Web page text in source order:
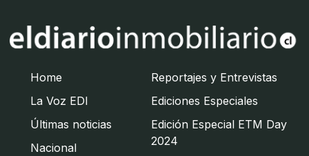
Home
La Voz EDI
Últimas noticias
Nacional
Reportajes y Entrevistas
Ediciones Especiales
Edición Especial ETM Day
2024